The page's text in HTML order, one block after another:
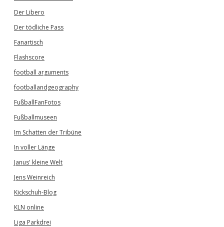
Der Libero
Der tödliche Pass
Fanartisch
Flashscore
football arguments
footballandgeography
FußballFanFotos
Fußballmuseen
Im Schatten der Tribüne
In voller Länge
Janus' kleine Welt
Jens Weinreich
Kickschuh-Blog
KLN online
Liga Parkdrei